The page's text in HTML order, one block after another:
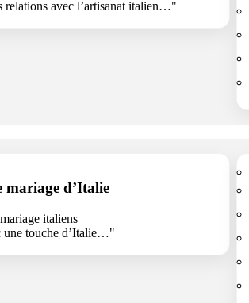
relations avec l’artisanat italien…"
mariage d’Italie
une touche d’Italie…"